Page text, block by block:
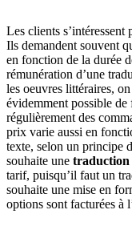
Les clients
Ils demandent souvent
en fonction de la durée
rémunération d’une
les oeuvres littéraires,
évidemment possible
régulièrement des
prix varie aussi en
texte, selon un principe
souhaite une traduction
tarif, puisqu’il faut un
souhaite une mise en
options sont facturées à